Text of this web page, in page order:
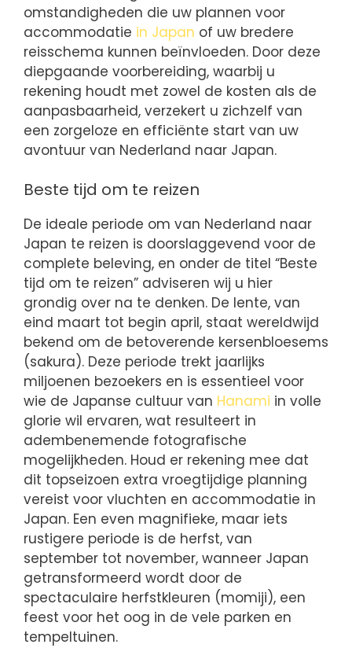
omstandigheden die uw plannen voor
accommodatie in Japan of uw bredere
reisschema kunnen beïnvloeden. Door deze
diepgaande voorbereiding, waarbij u
rekening houdt met zowel de kosten als de
aanpasbaarheid, verzekert u zichzelf van
een zorgeloze en efficiënte start van uw
avontuur van Nederland naar Japan.
Beste tijd om te reizen
De ideale periode om van Nederland naar
Japan te reizen is doorslaggevend voor de
complete beleving, en onder de titel “Beste
tijd om te reizen” adviseren wij u hier
grondig over na te denken. De lente, van
eind maart tot begin april, staat wereldwijd
bekend om de betoverende kersenbloesems
(sakura). Deze periode trekt jaarlijks
miljoenen bezoekers en is essentieel voor
wie de Japanse cultuur van Hanami in volle
glorie wil ervaren, wat resulteert in
adembenemende fotografische
mogelijkheden. Houd er rekening mee dat
dit topseizoen extra vroegtijdige planning
vereist voor vluchten en accommodatie in
Japan. Een even magnifieke, maar iets
rustigere periode is de herfst, van
september tot november, wanneer Japan
getransformeerd wordt door de
spectaculaire herfstkleuren (momiji), een
feest voor het oog in de vele parken en
tempeltuinen.